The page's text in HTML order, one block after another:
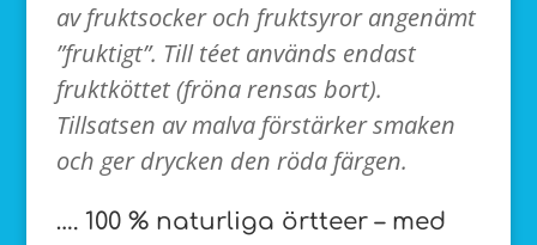
av fruktsocker och fruktsyror angenämt
”fruktigt”. Till téet används endast
fruktköttet (fröna rensas bort).
Tillsatsen av malva förstärker smaken
och ger drycken den röda färgen.
…. 100 % naturliga örtteer – med